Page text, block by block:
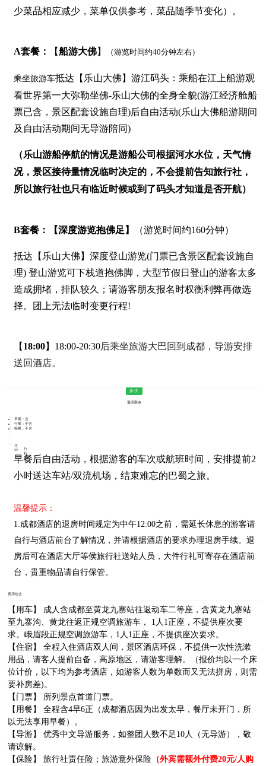
少菜品相应减少，菜单仅供参考，菜品随季节变化）。
A套餐： 【船游大佛】 （游览时间约40分钟左右）
乘坐旅游车抵达【乐山大佛】游江码头：乘船在江上船游观
看世界第一大弥勒坐佛-乐山大佛的全身全貌(游江经济舱船
票已含，景区配套设施自理)后自由活动(乐山大佛船游期间
及自由活动期间无导游陪同)
（乐山游船停航的情况是游船公司根据河水水位，天气情
况，景区接待量情况临时决定的，不会提前告知旅行社，
所以旅行社也只有临近时候或到了码头才知道是否开航）
B套餐：【深度游览抱佛足】 （游览时间约160分钟）
抵达【乐山大佛】深度登山游览(门票已含景区配套设施自
理) 登山游览可下栈道抱佛脚，大型节假日登山的游客太多
造成拥堵，排队较久；请游客朋友报名时权衡利弊再做选
择。团上无法临时变更行程!
【 18:00】18:00-20:30后乘坐旅游大巴回到成都，导游安排
送回酒店。
第7天
返回家乡
早餐：含
午餐：不含
晚餐：不含
住
宿：
行
程：
早餐后自由活动，根据游客的车次或航班时间，安排提前2
小时送达车站/双流机场，结束难忘的巴蜀之旅。
温馨提示：
1.成都酒店的退房时间规定为中午12:00之前，需延长休息的游客请
自行与酒店前台了解情况，并请根据酒店的要求办理退房手续。退
房后可在酒店大厅等侯旅行社送站人员，大件行礼可寄存在酒店前
台，贵重物品请自行保管。
费用包含
【 用车】 成人含成都至黄龙九寨站往返动车二等座，含黄龙九寨站
至九寨沟、黄龙往返正规空调旅游车， 1人1正座，不提供座次要
求。峨眉段正规空调旅游车，1人1正座，不提供座次要求。
【住宿】 全程入住酒店双人间，景区酒店环保，不提供一次性洗漱
用品，请客人提前自备，高原地区，请游客理解。（报价均以一个床
位计价，以下均为参考酒店，如游客人数为单数而又无法拼房，则需
要补房差)。
【门票】 所列景点首道门票。
【用餐】 全程含4早6正（成都酒店因为出发太早，餐厅未开门，所
以无法享用早餐）。
【导游】 优秀中文导游服务，如整团人数不足10人（无导游），敬
请谅解。
【保险】 旅行社责任险；旅游意外保险 （外宾需额外付费20元/人购